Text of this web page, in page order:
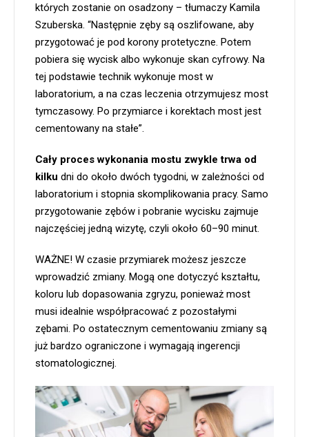
których zostanie on osadzony – tłumaczy Kamila
Szuberska. “Następnie zęby są oszlifowane, aby
przygotować je pod korony protetyczne. Potem
pobiera się wycisk albo wykonuje skan cyfrowy. Na
tej podstawie technik wykonuje most w
laboratorium, a na czas leczenia otrzymujesz most
tymczasowy. Po przymiarce i korektach most jest
cementowany na stałe”.
Cały proces wykonania mostu zwykle trwa od
kilku dni do około dwóch tygodni, w zależności od
laboratorium i stopnia skomplikowania pracy. Samo
przygotowanie zębów i pobranie wycisku zajmuje
najczęściej jedną wizytę, czyli około 60–90 minut.
WAŻNE! W czasie przymiarek możesz jeszcze
wprowadzić zmiany. Mogą one dotyczyć kształtu,
koloru lub dopasowania zgryzu, ponieważ most
musi idealnie współpracować z pozostałymi
zębami. Po ostatecznym cementowaniu zmiany są
już bardzo ograniczone i wymagają ingerencji
stomatologicznej.